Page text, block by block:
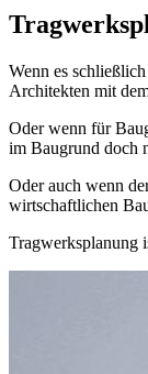
Wenn es
Architekten mit
Oder wenn für
im Baugrund doch
Oder auch wenn
wirtschaftlichen
Tragwerksplanung